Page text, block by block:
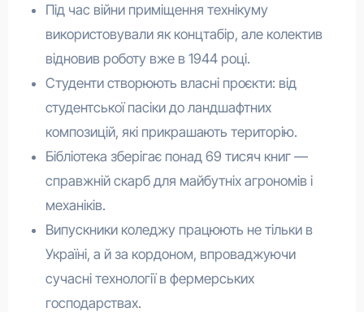
Під час війни приміщення технікуму
використовували як концтабір, але колектив
відновив роботу вже в 1944 році.
Студенти створюють власні проєкти: від
студентської пасіки до ландшафтних
композицій, які прикрашають територію.
Бібліотека зберігає понад 69 тисяч книг —
справжній скарб для майбутніх агрономів і
механіків.
Випускники коледжу працюють не тільки в
Україні, а й за кордоном, впроваджуючи
сучасні технології в фермерських
господарствах.